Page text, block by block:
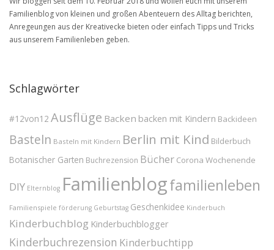
Familienblog von kleinen und großen Abenteuern des Alltag berichten,
Anregeungen aus der Kreativecke bieten oder einfach Tipps und Tricks
aus unserem Familienleben geben.
Schlagwörter
#12von12 Ausflüge Backen backen mit Kindern Backideen
Basteln Basteln mit Kindern Berlin mit Kind Bilderbuch
Botanischer Garten Buchrezension Bücher Corona Wochenende
DIY Elternblog Familienblogfamilienleben
Familienspiele förderung Geburtstag Geschenkidee Kinderbuch
Kinderbuchblog Kinderbuchblogger
Kinderbuchrezension Kinderbuchtipp